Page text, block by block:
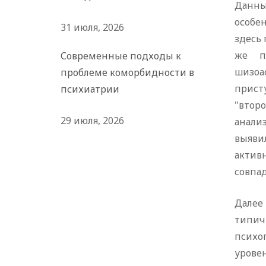
здесь
же
31 июля, 2026
Современные подходы к
проблеме коморбидности в
психиатрии
29 июля, 2026